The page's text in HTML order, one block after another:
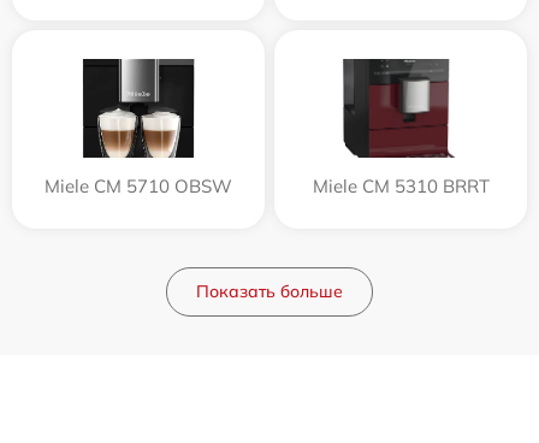
Miele CM 5710 OBSW Miele CM 5310 BRRT
Показать больше